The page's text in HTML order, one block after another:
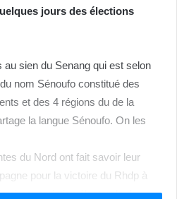
jours des élections
sien du Senang qui est selon
nom Sénoufo constitué des
et des 4 régions du de la
la langue Sénoufo. On les
du Nord ont fait savoir leur
pour la victoire du Rhdp à
circonscription électorale de